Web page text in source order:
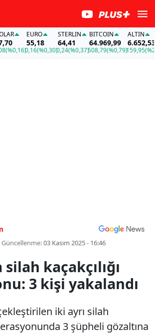
EURO
55,18
0,16(%0,30)
STERLIN
64,41
0,24(%0,37)
BITCOIN
64.969,99
508,79(%0,79)
ALTIN
6.652,53
159,95
Güncellenme:03 Kasım 2025 - 16:46
kaçakçılığı
3 kişi yakalandı
iki ayrı silah
3 şüpheli gözaltına